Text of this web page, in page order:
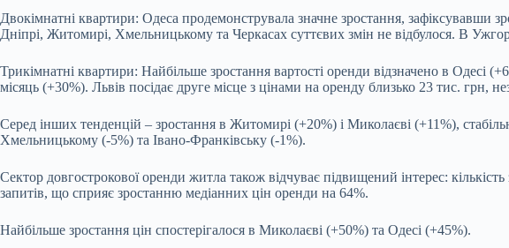
Двокімнатні квартири: Одеса продемонструвала значне зростання, зафіксувавши
Дніпрі, Житомирі, Хмельницькому та Черкасах суттєвих змін не відбулося. В
Трикімнатні квартири: Найбільше зростання вартості оренди відзначено в
місяць (+30%). Львів посідає друге місце з цінами на оренду близько 23 тис. грн,
Серед інших тенденцій – зростання в Житомирі (+20%) і Миколаєві (+11%),
Хмельницькому (-5%) та Івано-Франківську (-1%).
Сектор довгострокової оренди житла також відчуває підвищений інтерес:
запитів, що сприяє зростанню медіанних цін оренди на 64%.
Найбільше зростання цін спостерігалося в Миколаєві (+50%) та Одесі (+45%).